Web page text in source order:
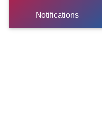
Notifications